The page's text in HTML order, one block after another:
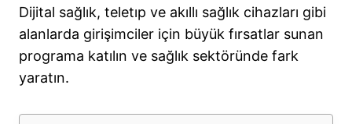
Dijital sağlık, teletıp ve akıllı sağlık cihazları gibi
alanlarda girişimciler için büyük fırsatlar sunan
programa katılın ve sağlık sektöründe fark
yaratın.